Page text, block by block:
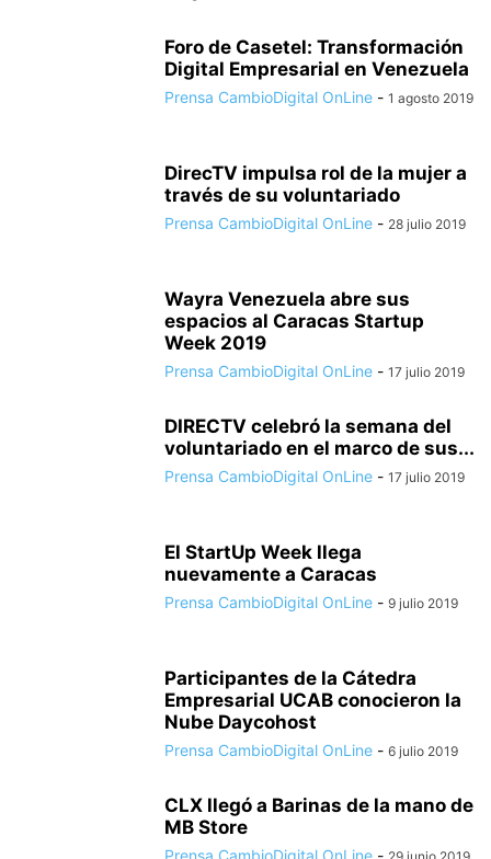
Foro de Casetel: Transformación
Digital Empresarial en Venezuela
Prensa CambioDigital OnLine - 1 agosto 2019
DirecTV impulsa rol de la mujer a
través de su voluntariado
Prensa CambioDigital OnLine - 28 julio 2019
Wayra Venezuela abre sus
espacios al Caracas Startup
Week 2019
Prensa CambioDigital OnLine - 17 julio 2019
DIRECTV celebró la semana del
voluntariado en el marco de sus...
Prensa CambioDigital OnLine - 17 julio 2019
El StartUp Week llega
nuevamente a Caracas
Prensa CambioDigital OnLine - 9 julio 2019
Participantes de la Cátedra
Empresarial UCAB conocieron la
Nube Daycohost
Prensa CambioDigital OnLine - 6 julio 2019
CLX llegó a Barinas de la mano de
MB Store